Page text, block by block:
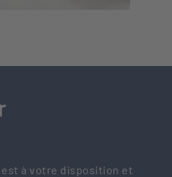
à votre disposition et